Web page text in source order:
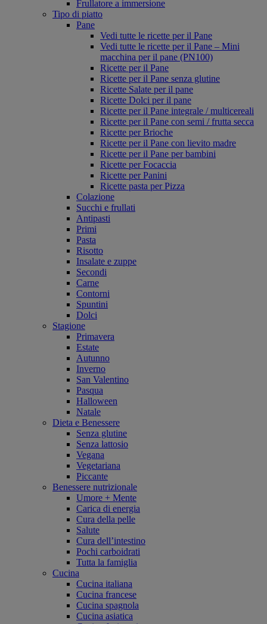
Frullatore a immersione
Tipo di piatto
Pane
Vedi tutte le ricette per il Pane
Vedi tutte le ricette per il Pane – Mini
macchina per il pane (PN100)
Ricette per il Pane
Ricette per il Pane senza glutine
Ricette Salate per il pane
Ricette Dolci per il pane
Ricette per il Pane integrale / multicereali
Ricette per il Pane con semi / frutta secca
Ricette per Brioche
Ricette per il Pane con lievito madre
Ricette per il Pane per bambini
Ricette per Focaccia
Ricette per Panini
Ricette pasta per Pizza
Colazione
Succhi e frullati
Antipasti
Primi
Pasta
Risotto
Insalate e zuppe
Secondi
Carne
Contorni
Spuntini
Dolci
Stagione
Primavera
Estate
Autunno
Inverno
San Valentino
Pasqua
Halloween
Natale
Dieta e Benessere
Senza glutine
Senza lattosio
Vegana
Vegetariana
Piccante
Benessere nutrizionale
Umore + Mente
Carica di energia
Cura della pelle
Salute
Cura dell’intestino
Pochi carboidrati
Tutta la famiglia
Cucina
Cucina italiana
Cucina francese
Cucina spagnola
Cucina asiatica